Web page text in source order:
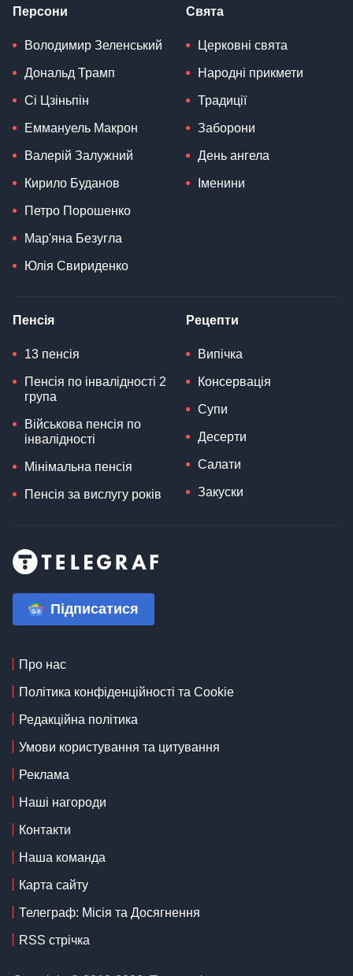
Персони
Володимир Зеленський
Дональд Трамп
Сі Цзіньпін
Еммануель Макрон
Валерій Залужний
Кирило Буданов
Петро Порошенко
Мар'яна Безугла
Юлія Свириденко
Свята
Церковні свята
Народні прикмети
Традиції
Заборони
День ангела
Іменини
Пенсія
13 пенсія
Пенсія по інвалідності 2
група
Військова пенсія по
інвалідності
Мінімальна пенсія
Пенсія за вислугу років
Рецепти
Випічка
Консервація
Супи
Десерти
Салати
Закуски
Підписатися
Про нас
Політика конфіденційності та Cookie
Редакційна політика
Умови користування та цитування
Реклама
Наші нагороди
Контакти
Наша команда
Карта сайту
Телеграф: Місія та Досягнення
RSS стрічка